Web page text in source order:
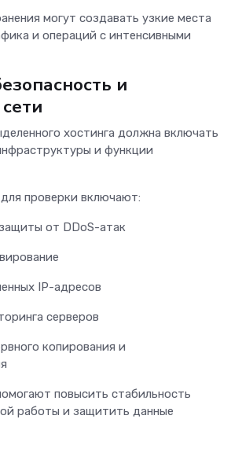
могут создавать узкие места
и операций с интенсивными
и
хостинга должна включать
и функции
проверки включают:
от DDoS-атак
IP-адресов
серверов
копирования и
повысить стабильность
работы и защитить данные